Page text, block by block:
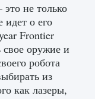
25
1
не только
идет о его
Frontier
свое оружие и
робота
из
как лазеры,